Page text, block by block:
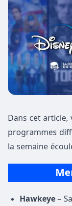
Dans cet article,
programmes
la semaine
Hawkeye –